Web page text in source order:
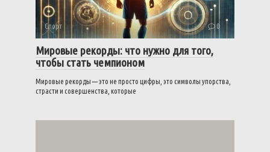
Спорт 0
Мировые рекорды: что нужно для того,
чтобы стать чемпионом
Мировые рекорды — это не просто цифры, это символы упорства,
страсти и совершенства, которые